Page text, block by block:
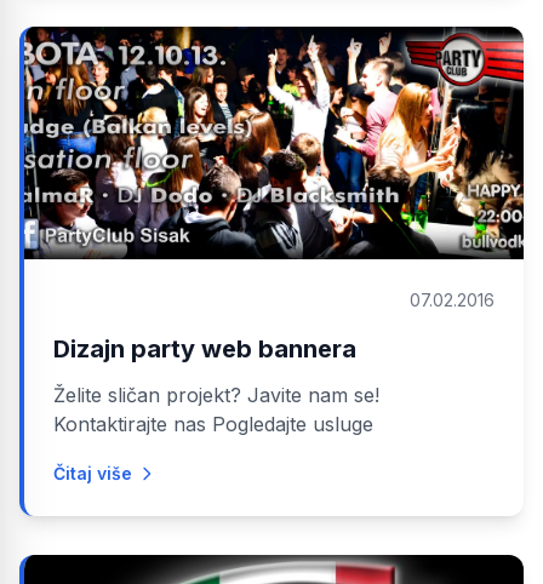
07.02.2016
Dizajn party web bannera
Želite sličan projekt? Javite nam se!
Kontaktirajte nas Pogledajte usluge
Čitaj više